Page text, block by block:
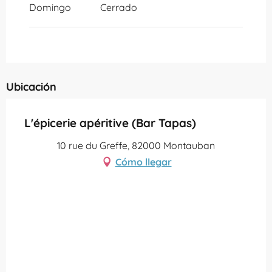
Domingo Cerrado
Ubicación
L'épicerie apéritive (Bar Tapas)
10 rue du Greffe, 82000 Montauban
Cómo llegar